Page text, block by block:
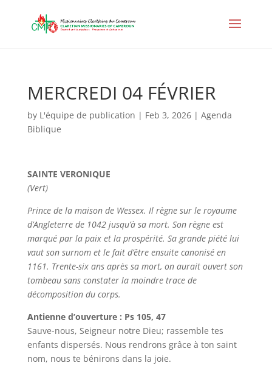
MERCREDI 04 FÉVRIER
by L'équipe de publication | Feb 3, 2026| Agenda
Biblique
SAINTE VERONIQUE
(Vert)
Prince de la maison de Wessex. Il règne sur le royaume
d’Angleterre de 1042 jusqu’à sa mort. Son règne est
marqué par la paix et la prospérité. Sa grande piété lui
vaut son surnom et le fait d’être ensuite canonisé en
1161. Trente-six ans après sa mort, on aurait ouvert son
tombeau sans constater la moindre trace de
décomposition du corps.
Antienne d’ouverture : Ps 105, 47
Sauve-nous, Seigneur notre Dieu; rassemble tes
enfants dispersés. Nous rendrons grâce à ton saint
nom, nous te bénirons dans la joie.